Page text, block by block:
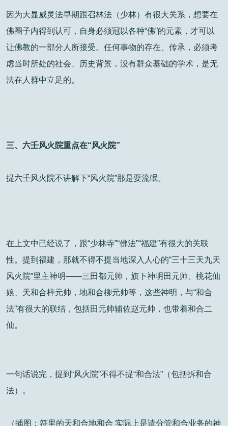
因为大显威灵法早期跟召林法（少林）有很大关系，想要在
佛圈子内得到认可，自身必须冠以各种“佛”的元素，才可以
让佛教的一部分人所接受。任何事物的存在、传承，必须考
虑当时所处的社会、历史背景，没有群众基础的学术，是无
法在人群中立足的。
三、六壬风火院重点在“风火院”
提六壬风火院不讲解下“风火院”那是耍流氓。
在上文中已经说了，跟“少林寺”“佛法”“福建”有很大的关联
性。提到福建，那就不得不提当地深入人心的“三十三天九天
风火院”里主神明——三田都元帅，旗下神明田元帅、桃花仙
娘、天和合梓元帅，地和合柳元帅等，这些神明，与“和合
法”有很大的联结，包括田元帅辅佐赵元帅，也带着和合二
仙。
一句话说完，提到“风火院”不得不提“和合法”（包括拆和合
法）。
（插图：符里的天和合地和合 实际上是请分管和合业务的神